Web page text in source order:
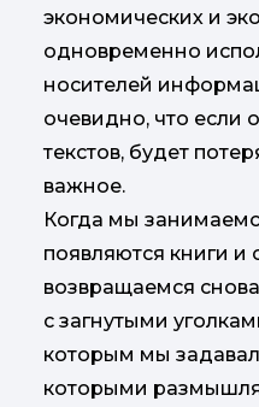
экономических и
одновременно
носителей
очевидно, что если
текстов, будет
важное.
Когда мы
появляются книги и
возвращаемся
с загнутыми
которым мы
которыми